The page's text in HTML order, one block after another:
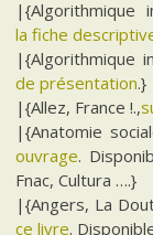
|{Algorithmique
la fiche
|{Algorithmique
de présentation.}
|{Allez, France !.,
|{Anatomie
ouvrage.
Fnac, Cultura ….}
|{Angers, La
ce livre.